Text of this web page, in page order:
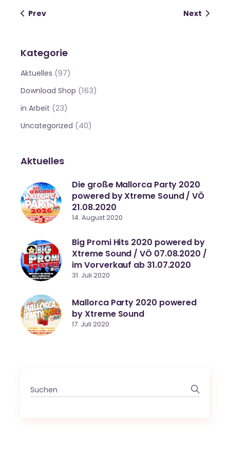
Prev Next
Kategorie
Aktuelles (97)
Download Shop (163)
in Arbeit (23)
Uncategorized (40)
Aktuelles
Die große Mallorca Party 2020
powered by Xtreme Sound / VÖ
21.08.2020
14. August 2020
Big Promi Hits 2020 powered by
Xtreme Sound / VÖ 07.08.2020 /
im Vorverkauf ab 31.07.2020
31. Juli 2020
Mallorca Party 2020 powered
by Xtreme Sound
17. Juli 2020
Search
for: